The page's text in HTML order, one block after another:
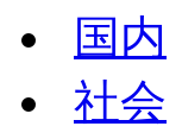
国内
社会